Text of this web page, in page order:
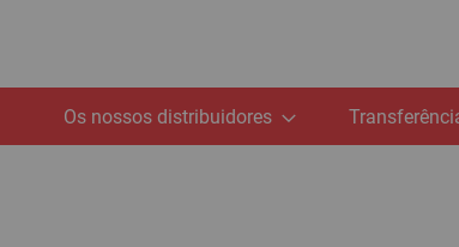
Os nossos distribuidores